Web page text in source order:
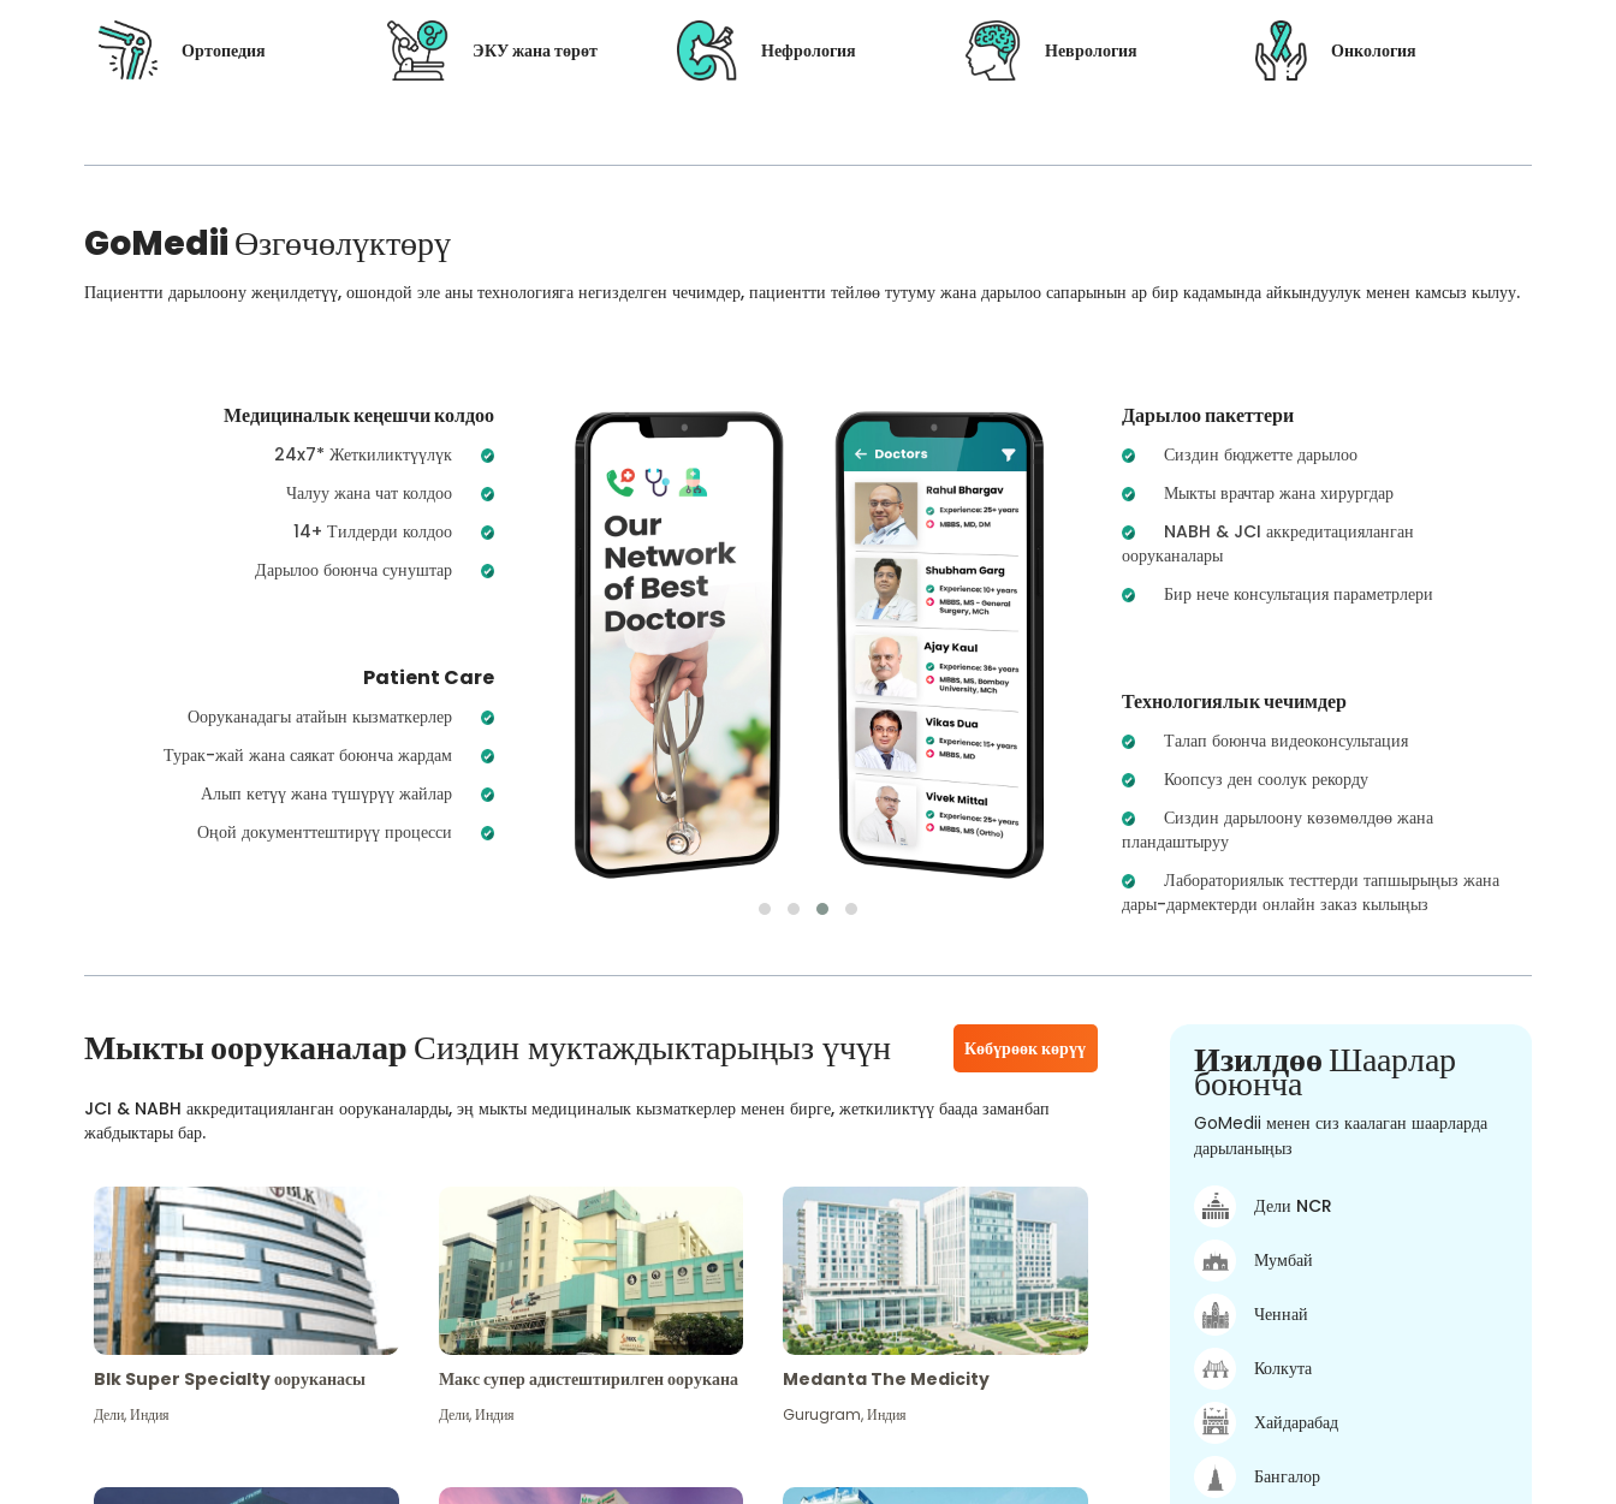
Ортопедия ЭКУ жана төрөт Нефрология Неврология Онкология
GoMediiӨзгөчөлүктөрү
Пациентти дарылоону жеңилдетүү, ошондой эле аны технологияга негизделген чечимдер, пациентти тейлөө тутуму жана дарылоо сапарынын ар бир кадамында айкындуулук менен камсыз кылуу.
Медициналык кеңешчи колдоо
24x7* Жеткиликтүүлүк
Чалуу жана чат колдоо
14+ Тилдерди колдоо
Дарылоо боюнча сунуштар
Patient Care
Ооруканадагы атайын кызматкерлер
Турак-жай жана саякат боюнча жардам
Алып кетүү жана түшүрүү жайлар
Оңой документтештирүү процесси
Дарылоо пакеттери
Сиздин бюджетте дарылоо
Мыкты врачтар жана хирургдар
NABH & JCI аккредитацияланган
ооруканалары
Бир нече консультация параметрлери
Технологиялык чечимдер
Талап боюнча видеоконсультация
Коопсуз ден соолук рекорду
Сиздин дарылоону көзөмөлдөө жана
пландаштыруу
Лабораториялык тесттерди тапшырыңыз жана
дары-дармектерди онлайн заказ кылыңыз
Мыкты ооруканаларСиздин муктаждыктарыңыз үчүн Көбүрөөк көрүү
JCI & NABH аккредитацияланган ооруканаларды, эң мыкты медициналык кызматкерлер менен бирге, жеткиликтүү баада заманбап
жабдыктары бар.
Blk Super Specialty ооруканасы
Дели,Индия
Макс супер адистештирилген оорукана
Дели,Индия
Medanta The Medicity
Gurugram,Индия
ИзилдөөШаарлар
боюнча
GoMedii менен сиз каалаган шаарларда
дарыланыңыз
Дели NCR
Мумбай
Ченнай
Колкута
Хайдарабад
Бангалор